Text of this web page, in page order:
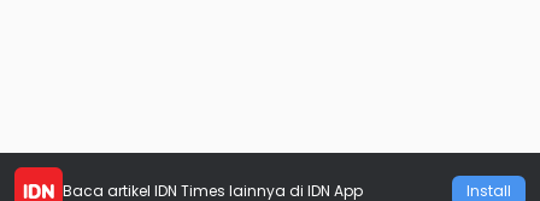
Baca artikel IDN Times lainnya di IDN App Install